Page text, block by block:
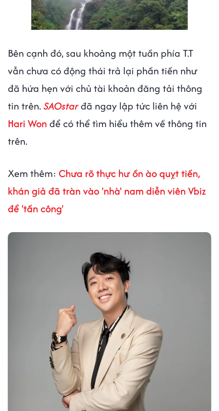
Next video in 1 Cancel
Bên cạnh đó, sau khoảng một tuần phía T.T
vẫn chưa có động thái trả lại phần tiền như
đã hứa hẹn với chủ tài khoản đăng tải thông
tin trên.SAOstarđã ngay lập tức liên hệ với
Hari Won để có thể tìm hiểu thêm về thông tin
trên.
Xem thêm: Chưa rõ thực hư ồn ào quỵt tiền,
khán giả đã tràn vào 'nhà' nam diễn viên Vbiz
để 'tấn công'